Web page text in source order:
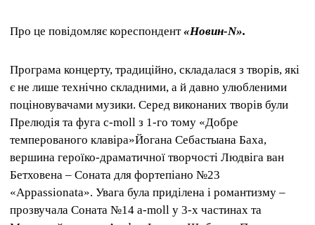
Про це повідомляє кореспондент«Новин-N».
Програма концерту, традиційно, складалася з творів, які
є не лише технічно складними, а й давно улюбленими
поціновувачами музики. Серед виконаних творів були
Прелюдія та фуга с-moll з 1-го тому «Добре
темперованого клавіра»Йогана Себастыана Баха,
вершина героїко-драматичної творчості Людвіга ван
Бетховена – Соната для фортепіано №23
«Appassionata». Увага була приділена і романтизму –
прозвучала Соната №14 a-moll у 3-х частинах та